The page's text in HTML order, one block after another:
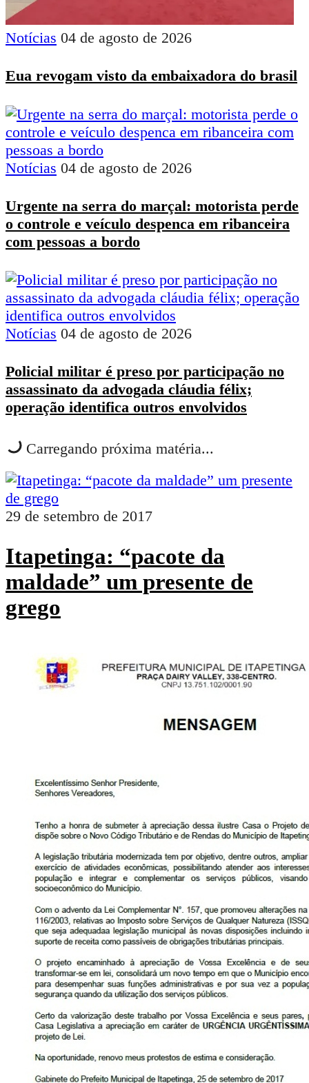
Notícias 04 de agosto de 2026
Eua revogam visto da embaixadora do brasil
Notícias 04 de agosto de 2026
Urgente na serra do marçal: motorista perde
o controle e veículo despenca em ribanceira
com pessoas a bordo
Notícias 04 de agosto de 2026
Policial militar é preso por participação no
assassinato da advogada cláudia félix;
operação identifica outros envolvidos
Carregando próxima matéria...
29 de setembro de 2017
Itapetinga: “pacote da
maldade” um presente de
grego